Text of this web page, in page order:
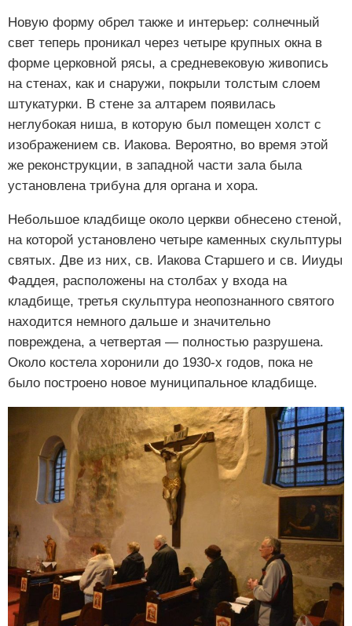
Новую форму обрел также и интерьер: солнечный
свет теперь проникал через четыре крупных окна в
форме церковной рясы, а средневековую живопись
на стенах, как и снаружи, покрыли толстым слоем
штукатурки. В стене за алтарем появилась
неглубокая ниша, в которую был помещен холст с
изображением св. Иакова. Вероятно, во время этой
же реконструкции, в западной части зала была
установлена трибуна для органа и хора.
Небольшое кладбище около церкви обнесено стеной,
на которой установлено четыре каменных скульптуры
святых. Две из них, св. Иакова Старшего и св. Ииуды
Фаддея, расположены на столбах у входа на
кладбище, третья скульптура неопознанного святого
находится немного дальше и значительно
повреждена, а четвертая — полностью разрушена.
Около костела хоронили до 1930-х годов, пока не
было построено новое муниципальное кладбище.